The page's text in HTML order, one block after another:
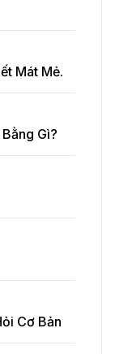
Mát Mẻ.
Gì?
Cơ Bản